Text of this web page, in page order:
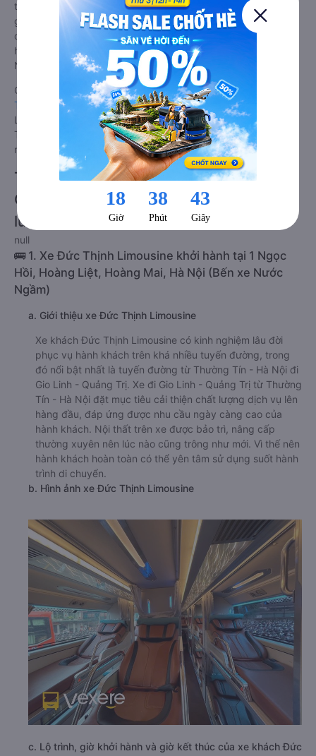
tốt nhất: Xe từ Thường Tín - Hà Nội đi Gio Linh - Quảng Trị
giường nằm đôi được đánh giá chung có chất lượng Tốt với
điểm đánh giá trung bình từ 4.0/5 dựa trên 64 phản hồi của
hành khách Xe về Gio Linh - Quảng Trị từ Thường Tín - Hà
Nội.
Giá vé
xe giường nằm đôi đi Gio Linh - Quảng Trị từ Thường
Tín - Hà Nội
rẻ nhất là 500000VND của hãng xe Đức Thịnh
Limousine. Tùy thuộc vào chương trình khuyến mãi, giá vé Xe
Thường Tín - Hà Nội đi Gio Linh - Quảng Trị giường nằm đôi
này có thể sẽ rẻ hơn.
Tư vấn TOP 2 xe khách đi Gio Linh -
Quảng Trị từ Thường Tín - Hà Nội chất
lượng cao, uy tín, giá rẻ nhất 08/2026
null
🚌 1. Xe Đức Thịnh Limousine khởi hành tại 1 Ngọc
Hồi, Hoàng Liệt, Hoàng Mai, Hà Nội (Bến xe Nước
Ngầm)
a. Giới thiệu xe Đức Thịnh Limousine
Xe khách Đức Thịnh Limousine có kinh nghiệm lâu đời
phục vụ hành khách trên khá nhiều tuyến đường, trong
đó nổi bật nhất là tuyến đường từ Thường Tín - Hà Nội đi
Gio Linh - Quảng Trị. Xe đi Gio Linh - Quảng Trị từ Thường
Tín - Hà Nội đặt mục tiêu cải thiện chất lượng dịch vụ lên
hàng đầu, đáp ứng được nhu cầu ngày càng cao của
hành khách. Nội thất trên xe được bảo trì, nâng cấp
thường xuyên nên lúc nào cũng trông như mới. Vì thế nên
hành khách hoàn toàn có thể yên tâm sử dụng suốt hành
trình di chuyển.
b. Hình ảnh xe Đức Thịnh Limousine
c. Lộ trình, giờ khởi hành và giờ kết thúc của xe khách Đức